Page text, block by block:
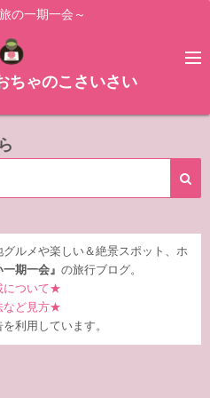
の一期一会～
ちゃのこさいさい
ルメや楽しい＆絶景スポット、ホ
期一会』 の旅行ブログ。
について★
など見方★
利用しています。